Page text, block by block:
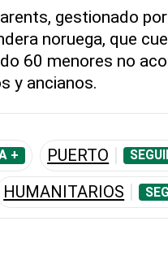
gestionado
noruega, que
60 menores no
y ancianos.
+ PUERTO
HUMANITARIOS